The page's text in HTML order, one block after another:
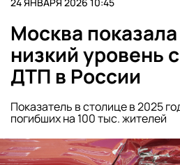
Москва
низкий уровень
ДТП в России
Показатель в столице в 2025
погибших на 100 тыс. жителей